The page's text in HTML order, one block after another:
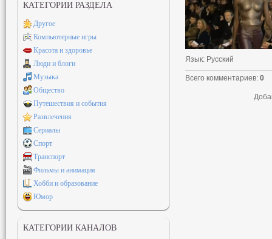
Язык: Русский
Всего комментариев: 0
КАТЕГОРИИ РАЗДЕЛА
Другое
Компьютерные игры
Красота и здоровье
Люди и блоги
Музыка
Общество
Путешествия и события
Развлечения
Сериалы
Спорт
Транспорт
Фильмы и анимация
Хобби и образование
Юмор
КАТЕГОРИИ КАНАЛОВ